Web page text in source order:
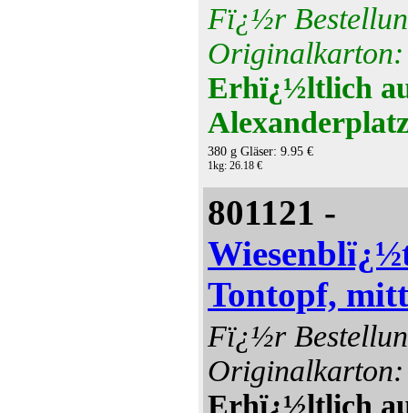
Fï¿½r
Originalkarton:
Erhï¿½ltlich
380 g Gläser: 9.95 €
1kg: 26.18 €
801121 -
Tontopf,
Fï¿½r
Originalkarton:
Erhï¿½ltlich